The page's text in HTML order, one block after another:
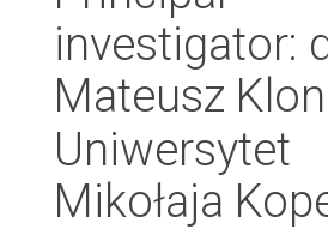
investigator:
Mateusz
Uniwersytet
Mikołaja